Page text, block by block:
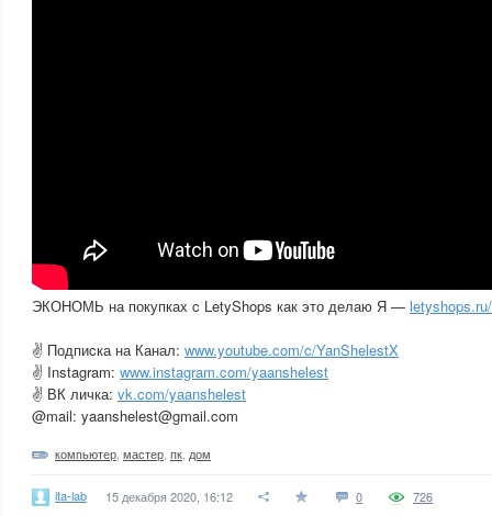
ЭКОНОМЬ на покупках c LetyShops как это делаю Я —
✌ Подпиcка на Канал: www.youtube.com/c/YanShelestX
✌ Instagram: www.instagram.com/yaanshelest
✌ ВК личка: vk.com/yaanshelest
@mail: yaanshelest@gmail.com
компьютер мастер пк дом
ita-lab 15 декабря 2020, 16:12 0 726